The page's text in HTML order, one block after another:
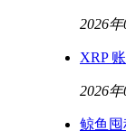
2026
XRP
2026
鲸鱼囤